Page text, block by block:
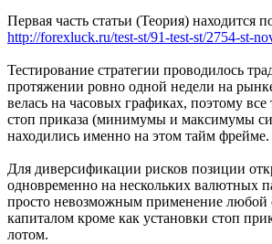
Первая часть статьи (Теория) находится
http://forexluck.ru/test-st/91-test-st/2754-st-
Тестирование стратегии проводилось
протяжении ровно одной недели на
велась на часовых графиках, поэтому все
стоп приказа (минимумы и максимумы
находились именно на этом тайм фрейме.
Для диверсификации рисков позиции
одновременно на нескольких валютных
просто невозможным применение любой
капиталом кроме как установки стоп
лотом.